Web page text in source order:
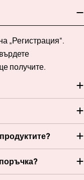
„Регистрация“.
получите.